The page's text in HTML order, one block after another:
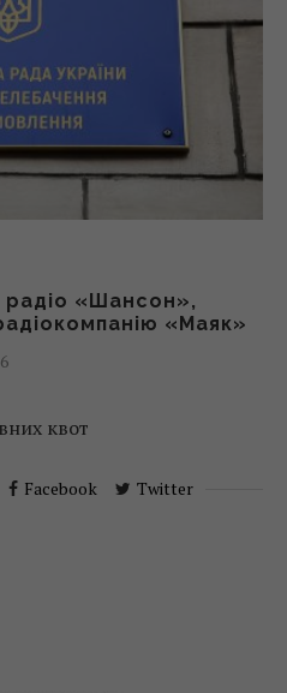
радіо «Шансон»,
«Маяк»
квот
Facebook Twitter